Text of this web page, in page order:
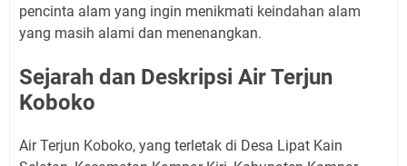
pencinta alam yang ingin menikmati keindahan alam
yang masih alami dan menenangkan.
Sejarah dan Deskripsi Air Terjun
Koboko
Air Terjun Koboko, yang terletak di Desa Lipat Kain